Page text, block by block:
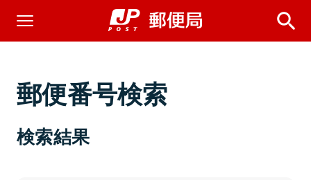
郵便番号検索
検索結果